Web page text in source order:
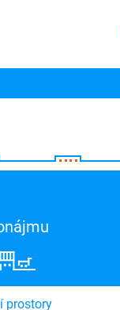
prostory